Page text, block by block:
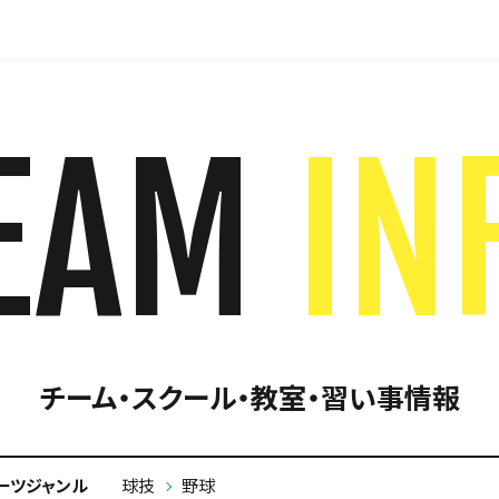
チーム・スクール・教室・習い事情報
ツジャンル 球技 野球